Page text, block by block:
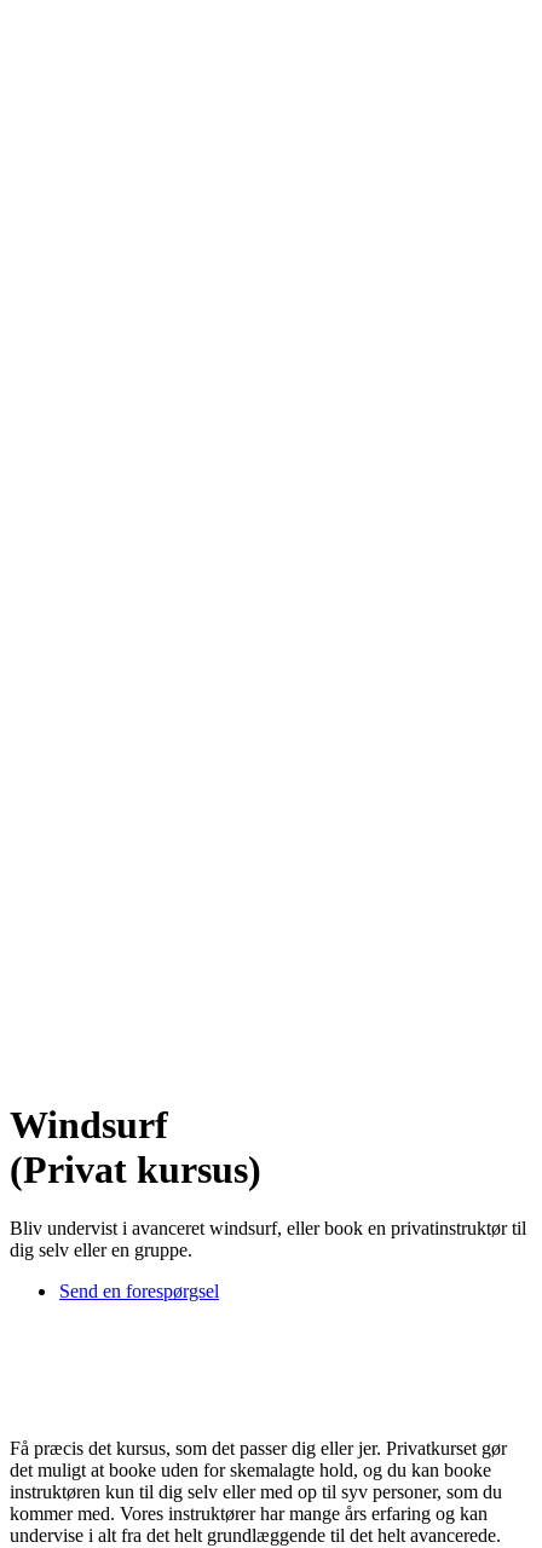
Windsurf
(Privat kursus)
Bliv undervist i avanceret windsurf, eller book en privatinstruktør til
dig selv eller en gruppe.
Send en forespørgsel
Få præcis det kursus, som det passer dig eller jer. Privatkurset gør
det muligt at booke uden for skemalagte hold, og du kan booke
instruktøren kun til dig selv eller med op til syv personer, som du
kommer med. Vores instruktører har mange års erfaring og kan
undervise i alt fra det helt grundlæggende til det helt avancerede.